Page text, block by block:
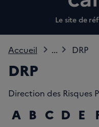
Le site de
Accueil ... DRP
DRP
Direction des Risques
A B C D E